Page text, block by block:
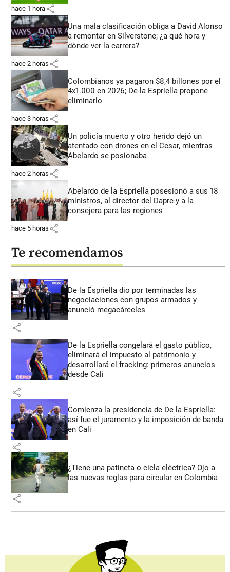
hace 1 hora share
Una mala clasificación obliga a David Alonso
a remontar en Silverstone; ¿a qué hora y
dónde ver la carrera?
hace 2 horas share
Colombianos ya pagaron $8,4 billones por el
4x1.000 en 2026; De la Espriella propone
eliminarlo
hace 3 horas share
Un policía muerto y otro herido dejó un
atentado con drones en el Cesar, mientras
Abelardo se posionaba
hace 2 horas share
Abelardo de la Espriella posesionó a sus 18
ministros, al director del Dapre y a la
consejera para las regiones
hace 5 horas share
Te recomendamos
De la Espriella dio por terminadas las
negociaciones con grupos armados y
anunció megacárceles
share
De la Espriella congelará el gasto público,
eliminará el impuesto al patrimonio y
desarrollará el fracking: primeros anuncios
desde Cali
share
Comienza la presidencia de De la Espriella:
así fue el juramento y la imposición de banda
en Cali
share
¿Tiene una patineta o cicla eléctrica? Ojo a
las nuevas reglas para circular en Colombia
share